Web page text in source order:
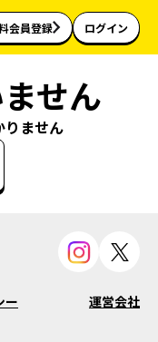
会員登録 ログイン
せん
りません
ー
運営会社